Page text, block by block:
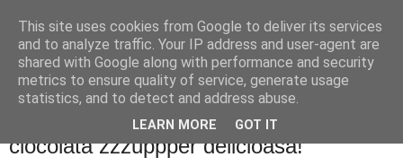
PentruDive.ro
luni, 2 decembrie 2019
giveaway MILKA: câștigă 3 kilograme de
ciocolată zzzuppper delicioasă!
This site uses cookies from Google to deliver its services
and to analyze traffic. Your IP address and user-agent are
shared with Google along with performance and security
metrics to ensure quality of service, generate usage
statistics, and to detect and address abuse.
LEARN MORE GOT IT